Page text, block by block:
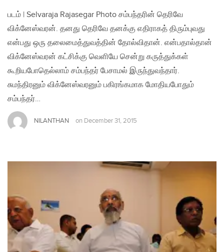
படம் | Selvaraja Rajasegar Photo சம்பந்தரின் தெரிவே
விக்னேஸ்வரன். தனது தெரிவே தனக்கு எதிராகத் திரும்புவது
என்பது ஒரு தலைமைத்துவத்தின் தோல்விதான். என்பதால்தான்
விக்னேஸ்வரன் கட்சிக்கு வெளியே சென்று கருத்துக்கள்
கூறியபோதெல்லாம் சம்பந்தர் பேசாமல் இருந்துவந்தார்.
சுமந்திரனும் விக்னேஸ்வரனும் பகிரங்கமாக மோதியபோதும்
சம்பந்தர்…
NILANTHAN on December 31, 2015